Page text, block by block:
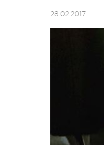
28.02.2017